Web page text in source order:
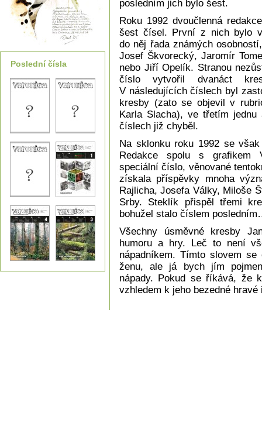
Poslední čísla
posledním jich bylo šest.
Roku 1992 dvoučlenná
šest čísel. První z nich bylo
do něj řada známých
Josef Škvorecký, Jaromír
nebo Jiří Opelík. Stranou
číslo vytvořil dvanáct
V následujících číslech byl
kresby (zato se objevil v
Karla Slacha), ve třetím
číslech již chyběl.
Na sklonku roku 1992 se
Redakce spolu s grafikem
speciální číslo, věnované
získala příspěvky mnoha
Rajlicha, Josefa Války, Miloše
Srby. Steklík přispěl třemi
bohužel stalo číslem
Všechny úsměvné kresby
humoru a hry. Leč to není
nápadníkem. Tímto slovem
ženu, ale já bych jím
nápady. Pokud se říkává, že
vzhledem k jeho bezedné